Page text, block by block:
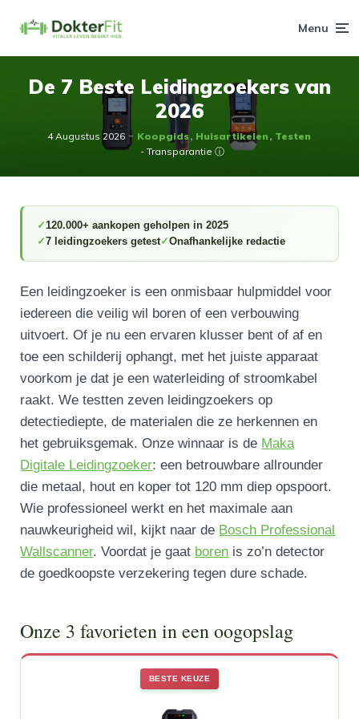
Menu
De 7 Beste Leidingzoekers van
2026
4 Augustus 2026 Koopgids Huisartikelen
Testen
- Transparantie ⓘ
120.000+ aankopen geholpen in 2025
7 leidingzoekers getest
Onafhankelijke redactie
Een leidingzoeker is een onmisbaar hulpmiddel voor
iedereen die veilig wil boren of een verbouwing
uitvoert. Of je nu een ervaren klusser bent of af en
toe een schilderij ophangt, met het juiste apparaat
voorkom je dat je een waterleiding of stroomkabel
raakt. We testten zeven leidingzoekers op
detectiediepte, de materialen die ze herkennen en
het gebruiksgemak. Onze winnaar is de Maka
Digitale Leidingzoeker: een betrouwbare allrounder
die metaal, hout en koper tot 120 mm diep opspoort.
Wie professioneel werkt en het maximale aan
nauwkeurigheid wil, kijkt naar de Bosch Professional
Wallscanner. Voordat je gaat boren is zo’n detector
de goedkoopste verzekering tegen dure schade.
Onze 3 favorieten in een oogopslag
BESTE KEUZE